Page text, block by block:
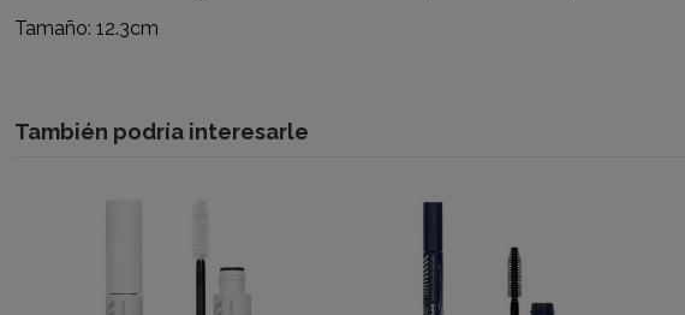
Tamaño: 12.3cm
También podría interesarle